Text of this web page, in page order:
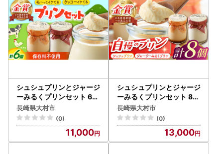
シュシュプリンとジャージ
ーみるくプリンセット 6個
入 / プリン ぷりん スイー
ツ ミルク みるく / 大村市 /
おおむら夢ファームシュシ
長崎県大村市
(0)
11,000
シュシュプリンとジャージ
ーみるくプリンセット 8個
入り / プリン ぷりん スイ
ーツ ミルク みるく / 大村
市 / おおむら夢ファームシ
ュシュ[ACAA014]
長崎県大村市
(0)
13,000